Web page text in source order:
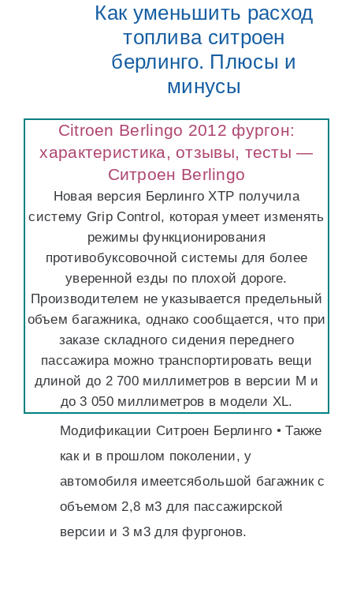
Как уменьшить расход
топлива ситроен
берлинго. Плюсы и
минусы
Citroen Berlingo 2012 фургон:
характеристика, отзывы, тесты —
Ситроен Berlingo
Новая версия Берлинго XTP получила
систему Grip Control, которая умеет изменять
режимы функционирования
противобуксовочной системы для более
уверенной езды по плохой дороге.
Производителем не указывается предельный
объем багажника, однако сообщается, что при
заказе складного сидения переднего
пассажира можно транспортировать вещи
длиной до 2 700 миллиметров в версии М и
до 3 050 миллиметров в модели XL.
Модификации Ситроен Берлинго • Также
как и в прошлом поколении, у
автомобиля имеетсябольшой багажник с
объемом 2,8 м3 для пассажирской
версии и 3 м3 для фургонов.